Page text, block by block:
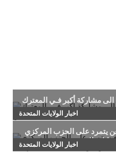
مشاركة أكبر فـي المعترك
اخبار الولايات المتحدة
يتمرد على الحزب المركزي
اخبار الولايات المتحدة